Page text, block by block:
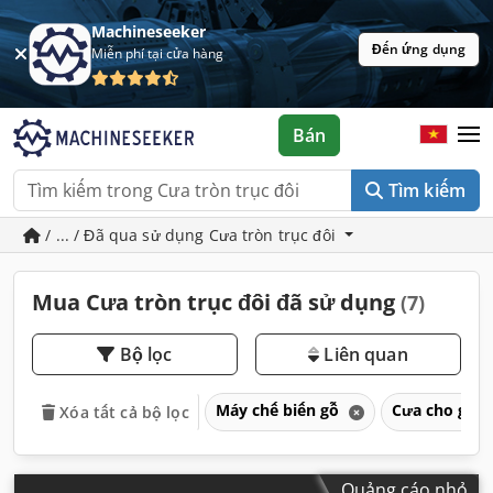
Machineseeker
Miễn phí tại cửa hàng Đến ứng dụng
Tìm kiếm
Bán
/ ... / Đã qua sử dụng Cưa tròn trục đôi
Mua Cưa tròn trục đôi đã sử dụng (7)
Bộ lọc Liên quan
Xóa tất cả bộ lọc Máy chế biến gỗ Cưa cho gỗ